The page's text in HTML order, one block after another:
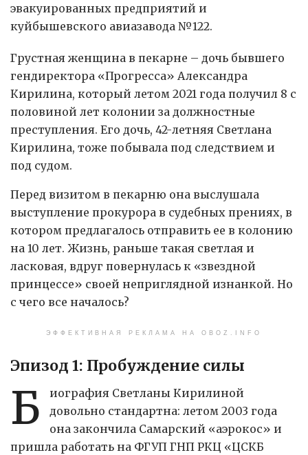
эвакуированных предприятий и
куйбышевского авиазавода №122.
Грустная женщина в пекарне – дочь бывшего
гендиректора «Прогресса» Александра
Кирилина, который летом 2021 года получил 8 с
половиной лет колонии за должностные
преступления. Его дочь, 42-летняя Светлана
Кирилина, тоже побывала под следствием и
под судом.
Перед визитом в пекарню она выслушала
выступление прокурора в судебных прениях, в
котором предлагалось отправить ее в колонию
на 10 лет. Жизнь, раньше такая светлая и
ласковая, вдруг повернулась к «звездной
принцессе» своей неприглядной изнанкой. Но
с чего все началось?
ЭФФЕКТИВНАЯ РЕКЛАМА НА OBOZ.INFO
Эпизод 1: Пробуждение силы
Б
иография Светланы Кирилиной
довольно стандартна: летом 2003 года
она закончила Самарский «аэрокос» и
пришла работать на ФГУП ГНП РКЦ «ЦСКБ